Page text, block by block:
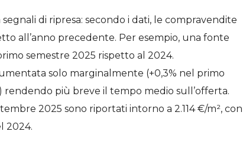
di ripresa: secondo i dati, le compravendite
all’anno precedente. Per esempio, una fonte
semestre 2025 rispetto al 2024.
solo marginalmente (+0,3% nel primo
più breve il tempo medio sull’offerta.
2025 sono riportati intorno a 2.114 €/m², con
2024.